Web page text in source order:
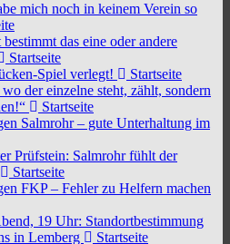
mich noch in keinem Verein so
bestimmt das eine oder andere
Startseite
Spiel verlegt!
Startseite
der einzelne steht, zählt, sondern
Startseite
Salmrohr – gute Unterhaltung im
Prüfstein: Salmrohr fühlt der
Startseite
FKP – Fehler zu Helfern machen
19 Uhr: Standortbestimmung
in Lemberg
Startseite